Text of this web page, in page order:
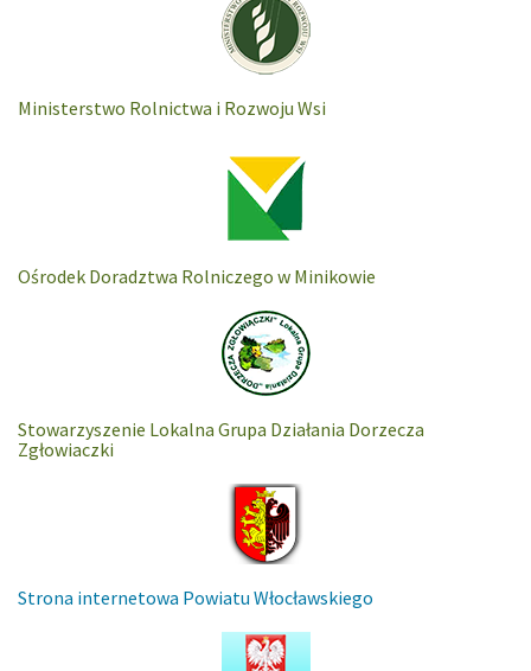
Ministerstwo Rolnictwa i Rozwoju Wsi
Ośrodek Doradztwa Rolniczego w Minikowie
Stowarzyszenie Lokalna Grupa Działania Dorzecza
Zgłowiaczki
Strona internetowa Powiatu Włocławskiego